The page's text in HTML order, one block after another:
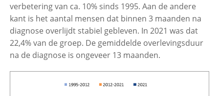
Vergelijking sterfte en nieuwe
diagnoses
Woonplaats
Overleving
verbetering van ca. 10% sinds 1995. Aan de andere
kant is het aantal mensen dat binnen 3 maanden na
diagnose overlijdt stabiel gebleven. In 2021 was dat
22,4% van de groep. De gemiddelde overlevingsduur
na de diagnose is ongeveer 13 maanden.